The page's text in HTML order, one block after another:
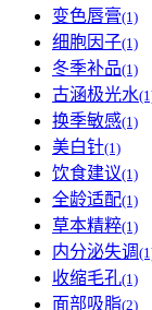
变色唇膏(1)
细胞因子(1)
冬季补品(1)
古涵极光水
换季敏感(1)
美白针(1)
饮食建议(1)
全龄适配(1)
草本精粹(1)
内分泌失调
收缩毛孔(1)
面部吸脂(2)